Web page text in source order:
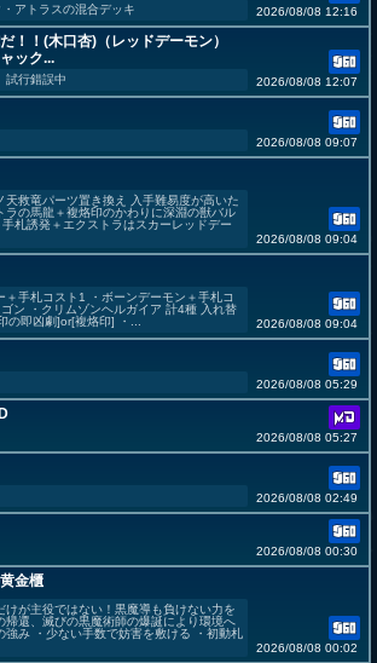
アトラスの混合デッキ 2026/08/08 12:16
！！(木口杏)（レッドデーモン）
ック...
試行錯誤中 2026/08/08 12:07
2026/08/08 09:07
救竜パーツ置き換え 入手難易度が高いた
ラの馬龍＋複烙印のかわりに深淵の獣バル
札誘発＋エクストラはスカーレッドデー
2026/08/08 09:04
＋手札コスト1 ・ボーンデーモン＋手札コ
ン ・クリムゾンヘルガイア 計4種 入れ替
の即凶劇]or[複烙印] ・...
2026/08/08 09:04
2026/08/08 05:29
2026/08/08 05:27
2026/08/08 02:49
2026/08/08 00:30
金櫃
が主役ではない！黒魔導も負けない力を
帰還、滅びの黒魔術師の爆誕により環境へ
み ・少ない手数で妨害を敷ける ・初動札
2026/08/08 00:02